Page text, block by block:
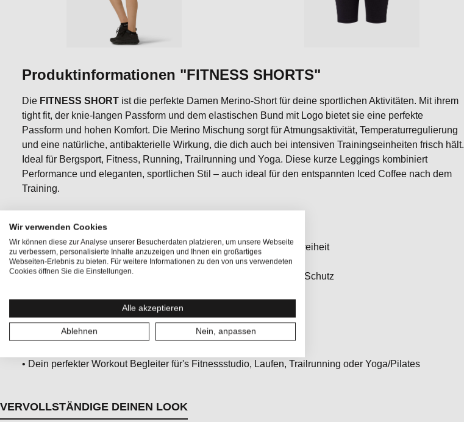
Produktinformationen "FITNESS SHORTS"
Die FITNESS SHORT ist die perfekte Damen Merino-Short für deine sportlichen Aktivitäten. Mit ihrem
tight fit, der knie-langen Passform und dem elastischen Bund mit Logo bietet sie eine perfekte
Passform und hohen Komfort. Die Merino Mischung sorgt für Atmungsaktivität, Temperaturregulierung
und eine natürliche, antibakterielle Wirkung, die dich auch bei intensiven Trainingseinheiten frisch hält.
Ideal für Bergsport, Fitness, Running, Trailrunning und Yoga. Diese kurze Leggings kombiniert
Performance und eleganten, sportlichen Stil – auch ideal für den entspannten Iced Coffee nach dem
Training.
•WOOL SUPER STRETCHfür Wärme, Stretch und Bewegungsfreiheit
• Leichte, kurze und schnell trocknende Hose mit natürlichem UV-Schutz
• Elastischer Bund für nahtlosen Sitz
• Ideal kombinierbar mit MOVEMENT JACKET
• Dein perfekter Workout Begleiter für's Fitnessstudio, Laufen, Trailrunning oder Yoga/Pilates
VERVOLLSTÄNDIGE DEINEN LOOK
Wir verwenden Cookies
Wir können diese zur Analyse unserer Besucherdaten platzieren, um unsere Webseite
zu verbessern, personalisierte Inhalte anzuzeigen und Ihnen ein großartiges
Webseiten-Erlebnis zu bieten. Für weitere Informationen zu den von uns verwendeten
Cookies öffnen Sie die Einstellungen.
Alle akzeptieren
Ablehnen Nein, anpassen